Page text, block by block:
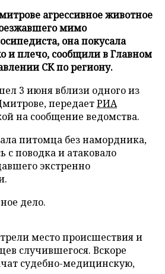
агрессивное животное
мимо
она покусала
и плечо, сообщили в Главном
СК по региону.
3 июня вблизи одного из
передаетРИА
на сообщение ведомства.
питомца без намордника,
с поводка и атаковало
экстренно
дело.
место происшествия и
случившегося. Вскоре
судебно-медицинскую,